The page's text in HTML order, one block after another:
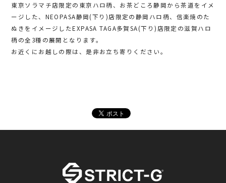
東京ソラマチ店限定の東京ハロ柄、お茶どころ静岡から茶道をイメ
ージした、NEOPASA静岡(下り)店限定の静岡ハロ柄、信楽焼のた
ぬきをイメージしたEXPASA TAGA多賀SA(下り)店限定の滋賀ハロ
柄の全3種の展開となります。
お近くにお越しの際は、是非お立ち寄りください。